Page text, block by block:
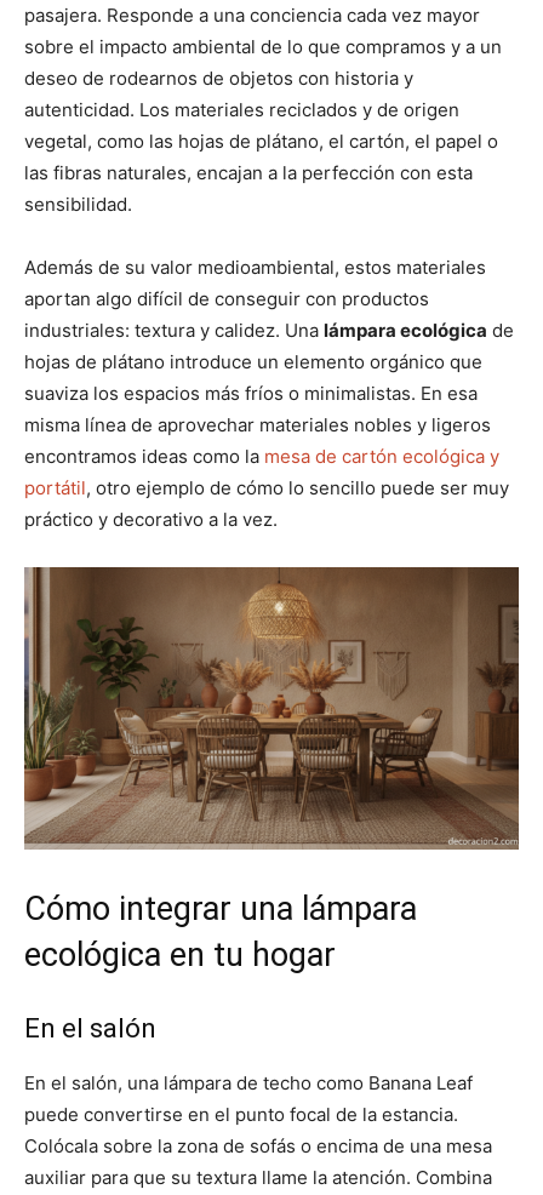
pasajera. Responde a una conciencia cada vez mayor
sobre el impacto ambiental de lo que compramos y a un
deseo de rodearnos de objetos con historia y
autenticidad. Los materiales reciclados y de origen
vegetal, como las hojas de plátano, el cartón, el papel o
las fibras naturales, encajan a la perfección con esta
sensibilidad.
Además de su valor medioambiental, estos materiales
aportan algo difícil de conseguir con productos
industriales: textura y calidez. Una lámpara ecológica de
hojas de plátano introduce un elemento orgánico que
suaviza los espacios más fríos o minimalistas. En esa
misma línea de aprovechar materiales nobles y ligeros
encontramos ideas como la mesa de cartón ecológica y
portátil, otro ejemplo de cómo lo sencillo puede ser muy
práctico y decorativo a la vez.
Cómo integrar una lámpara
ecológica en tu hogar
En el salón
En el salón, una lámpara de techo como Banana Leaf
puede convertirse en el punto focal de la estancia.
Colócala sobre la zona de sofás o encima de una mesa
auxiliar para que su textura llame la atención. Combina